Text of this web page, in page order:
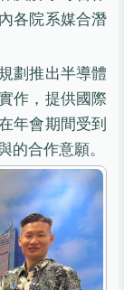
各院系媒合潛
劃推出半導體
作，提供國際
年會期間受到
合作意願。